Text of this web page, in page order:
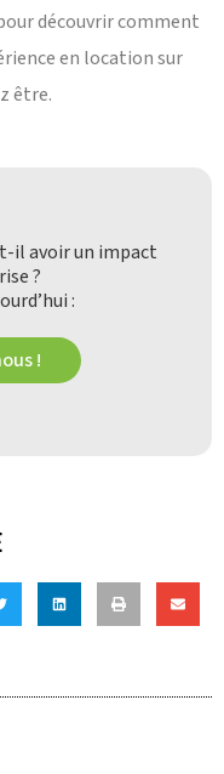
découvrir comment
en location sur
être.
il avoir un impact
?
:
!